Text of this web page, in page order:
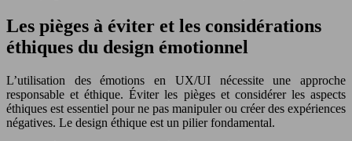
Les pièges à éviter et les considérations
éthiques du design émotionnel
L’utilisation des émotions en UX/UI nécessite une approche
responsable et éthique. Éviter les pièges et considérer les aspects
éthiques est essentiel pour ne pas manipuler ou créer des expériences
négatives. Le design éthique est un pilier fondamental.